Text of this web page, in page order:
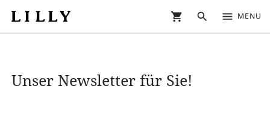
shopping_cart search menu MENU
Unser Newsletter für Sie!